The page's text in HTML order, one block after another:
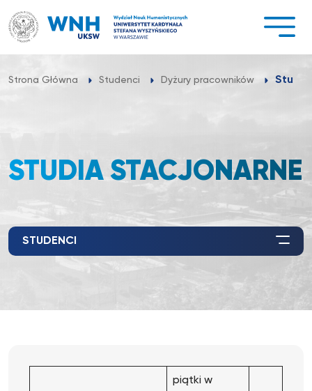
do
treści
Strona Główna Studenci Dyżury pracowników
STUDIA STACJONARNE
STUDENCI
piątki w